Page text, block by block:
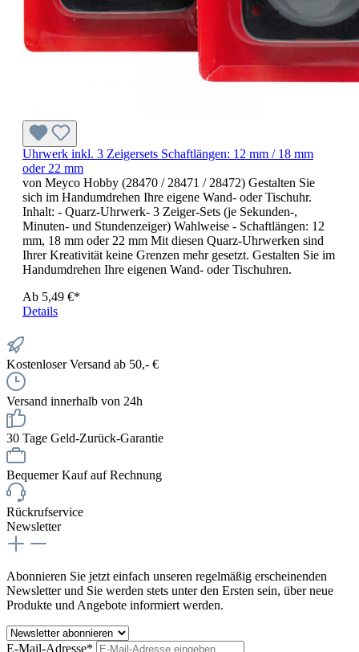
Uhrwerk inkl. 3 Zeigersets Schaftlängen: 12 mm / 18 mm
oder 22 mm
von Meyco Hobby (28470 / 28471 / 28472) Gestalten Sie
sich im Handumdrehen Ihre eigene Wand- oder Tischuhr.
Inhalt: - Quarz-Uhrwerk- 3 Zeiger-Sets (je Sekunden-,
Minuten- und Stundenzeiger) Wahlweise - Schaftlängen: 12
mm, 18 mm oder 22 mm Mit diesen Quarz-Uhrwerken sind
Ihrer Kreativität keine Grenzen mehr gesetzt. Gestalten Sie im
Handumdrehen Ihre eigenen Wand- oder Tischuhren.
Ab 5,49 €*
Details
Kostenloser Versand ab 50,- €
Versand innerhalb von 24h
30 Tage Geld-Zurück-Garantie
Bequemer Kauf auf Rechnung
Rückrufservice
Newsletter
Abonnieren Sie jetzt einfach unseren regelmäßig erscheinenden
Newsletter und Sie werden stets unter den Ersten sein, über neue
Produkte und Angebote informiert werden.
E-Mail-Adresse*